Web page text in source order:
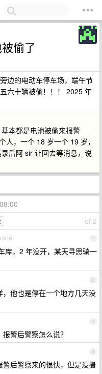
偷了
边的电动车停车场，端午节
六十辆被偷！！！ 2025 年
本都是电池被偷来报警
人，一个 18 岁一个 19 岁，
后阿 sir 让回去等消息，说
of 2
1
库，2 年没开，某天寻思骑一
2
他也是停在一个地方几天没
3
警后警察怎么说？
4
后警察来的很快，但是没摄